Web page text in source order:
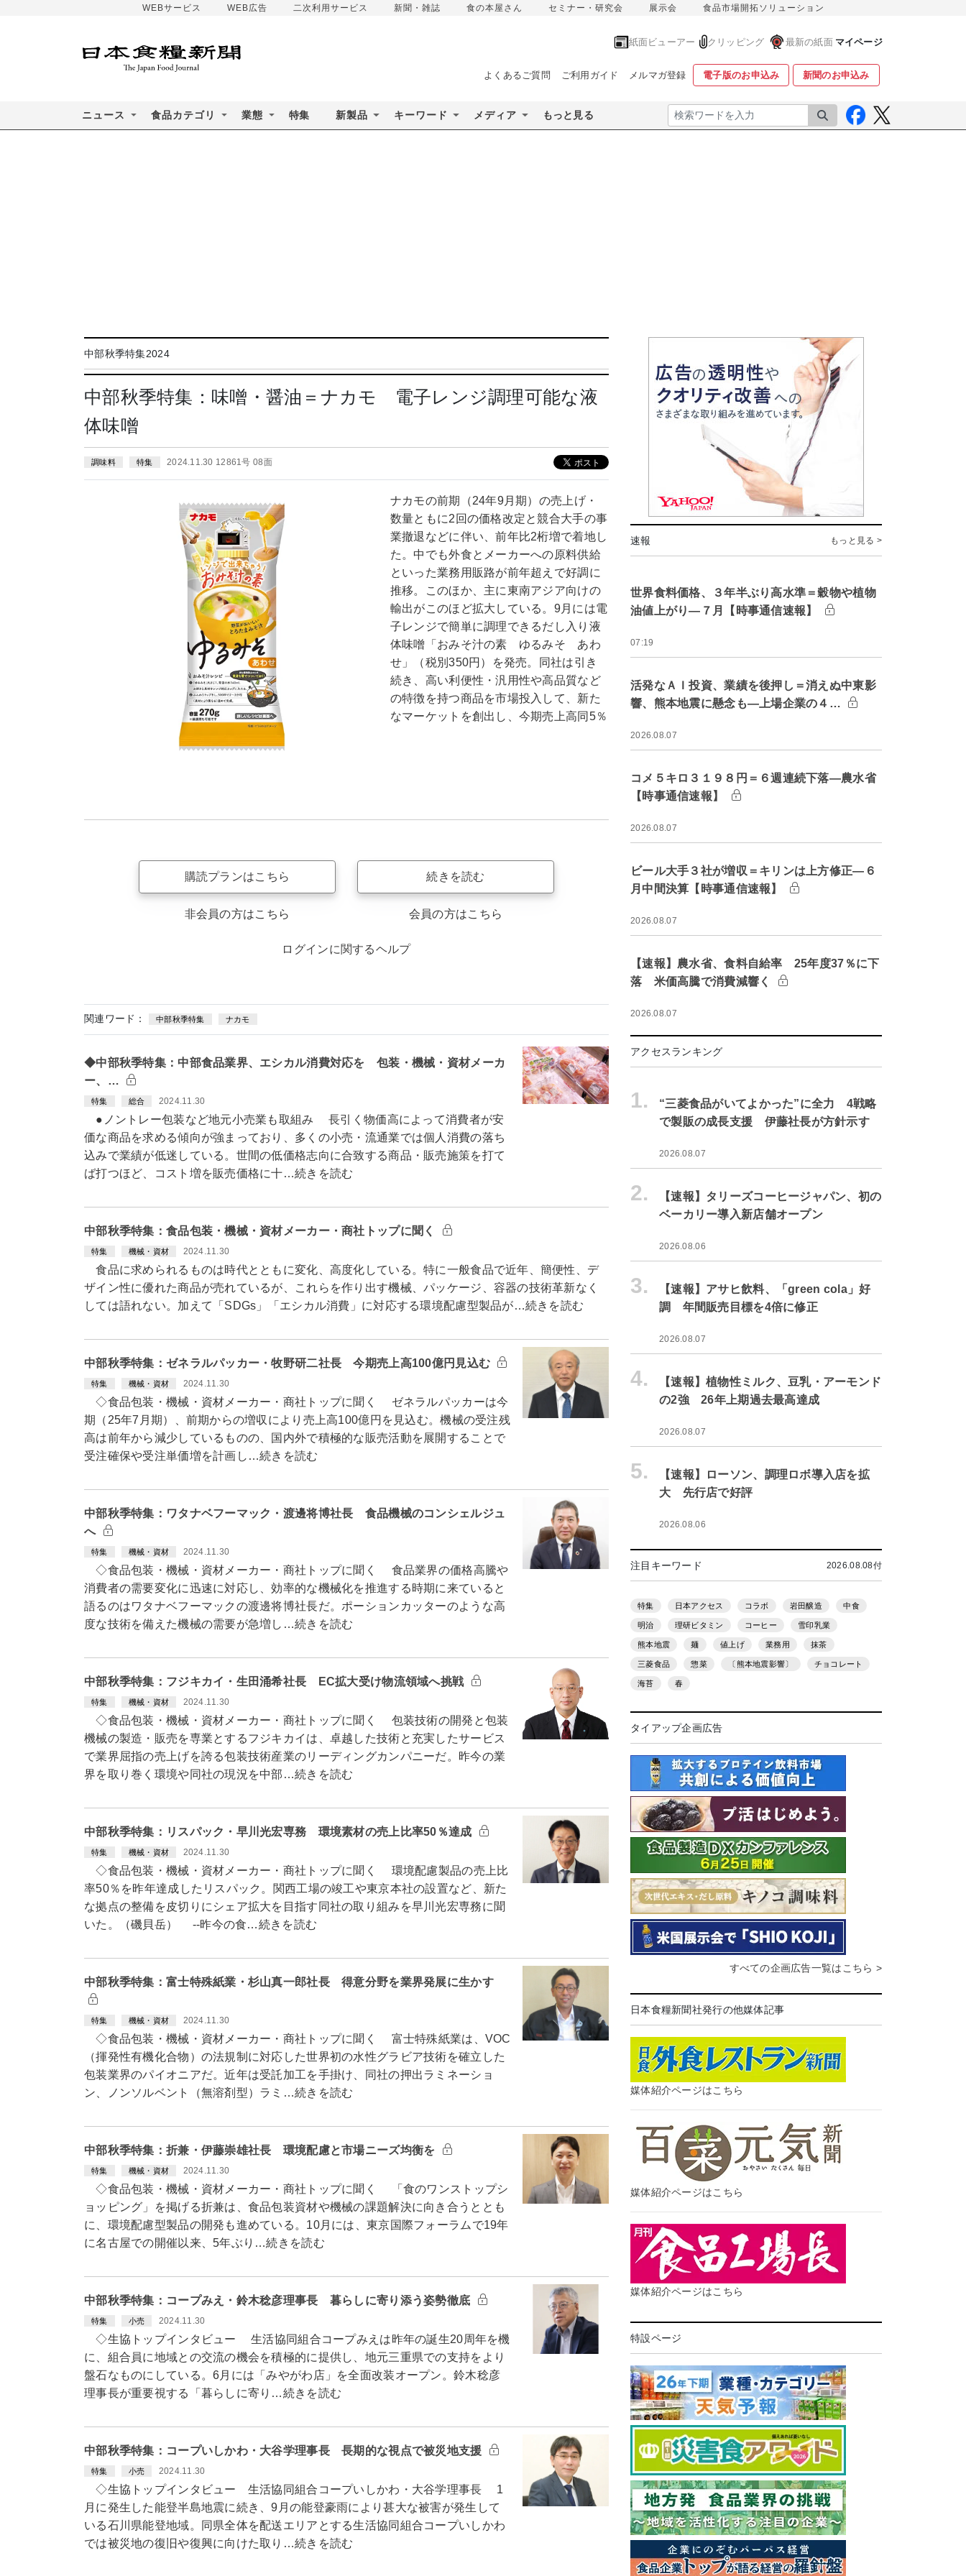
WEBサービス WEB広告 二次利用サービス 新聞・雑誌 食の本屋さん セミナー・研究会 展示会 食品市場開拓ソリューション
紙面ビューアー クリッピング 最新の紙面 マイページ
よくあるご質問 ご利用ガイド メルマガ登録 電子版のお申込み 新聞のお申込み
ニュース 食品カテゴリ 業態 特集 新製品 キーワード メディア もっと見る 検索
中部秋季特集2024
中部秋季特集：味噌・醤油＝ナカモ 電子レンジ調理可能な液
体味噌
調味料 特集 2024.11.30 12861号 08面
ナカモの前期（24年9月期）の売上げ・
数量ともに2回の価格改定と競合大手の事
業撤退などに伴い、前年比2桁増で着地し
た。中でも外食とメーカーへの原料供給
といった業務用販路が前年超えで好調に
推移。このほか、主に東南アジア向けの
輸出がこのほど拡大している。9月には電
子レンジで簡単に調理できるだし入り液
体味噌「おみそ汁の素 ゆるみそ あわ
せ」（税別350円）を発売。同社は引き
続き、高い利便性・汎用性や高品質など
の特徴を持つ商品を市場投入して、新た
なマーケットを創出し、今期売上高同5％
購読プランはこちら
非会員の方はこちら
続きを読む
会員の方はこちら
ログインに関するヘルプ
関連ワード： 中部秋季特集 ナカモ
◆中部秋季特集：中部食品業界、エシカル消費対応を 包装・機械・資材メーカ
ー、…
特集 総合 2024.11.30
●ノントレー包装など地元小売業も取組み 長引く物価高によって消費者が安
価な商品を求める傾向が強まっており、多くの小売・流通業では個人消費の落ち
込みで業績が低迷している。世間の低価格志向に合致する商品・販売施策を打て
ば打つほど、コスト増を販売価格に十…続きを読む
中部秋季特集：食品包装・機械・資材メーカー・商社トップに聞く
特集 機械・資材 2024.11.30
食品に求められるものは時代とともに変化、高度化している。特に一般食品で近年、簡便性、デ
ザイン性に優れた商品が売れているが、これらを作り出す機械、パッケージ、容器の技術革新なく
しては語れない。加えて「SDGs」「エシカル消費」に対応する環境配慮型製品が…続きを読む
中部秋季特集：ゼネラルパッカー・牧野研二社長 今期売上高100億円見込む
特集 機械・資材 2024.11.30
◇食品包装・機械・資材メーカー・商社トップに聞く ゼネラルパッカーは今
期（25年7月期）、前期からの増収により売上高100億円を見込む。機械の受注残
高は前年から減少しているものの、国内外で積極的な販売活動を展開することで
受注確保や受注単価増を計画し…続きを読む
中部秋季特集：ワタナベフーマック・渡邊将博社長 食品機械のコンシェルジュ
へ
特集 機械・資材 2024.11.30
◇食品包装・機械・資材メーカー・商社トップに聞く 食品業界の価格高騰や
消費者の需要変化に迅速に対応し、効率的な機械化を推進する時期に来ていると
語るのはワタナベフーマックの渡邊将博社長だ。ポーションカッターのような高
度な技術を備えた機械の需要が急増し…続きを読む
中部秋季特集：フジキカイ・生田涌希社長 EC拡大受け物流領域へ挑戦
特集 機械・資材 2024.11.30
◇食品包装・機械・資材メーカー・商社トップに聞く 包装技術の開発と包装
機械の製造・販売を専業とするフジキカイは、卓越した技術と充実したサービス
で業界屈指の売上げを誇る包装技術産業のリーディングカンパニーだ。昨今の業
界を取り巻く環境や同社の現況を中部…続きを読む
中部秋季特集：リスパック・早川光宏専務 環境素材の売上比率50％達成
特集 機械・資材 2024.11.30
◇食品包装・機械・資材メーカー・商社トップに聞く 環境配慮製品の売上比
率50％を昨年達成したリスパック。関西工場の竣工や東京本社の設置など、新た
な拠点の整備を皮切りにシェア拡大を目指す同社の取り組みを早川光宏専務に聞
いた。（磯貝岳） --昨今の食…続きを読む
中部秋季特集：富士特殊紙業・杉山真一郎社長 得意分野を業界発展に生かす
特集 機械・資材 2024.11.30
◇食品包装・機械・資材メーカー・商社トップに聞く 富士特殊紙業は、VOC
（揮発性有機化合物）の法規制に対応した世界初の水性グラビア技術を確立した
包装業界のパイオニアだ。近年は受託加工を手掛け、同社の押出ラミネーショ
ン、ノンソルベント（無溶剤型）ラミ…続きを読む
中部秋季特集：折兼・伊藤崇雄社長 環境配慮と市場ニーズ均衡を
特集 機械・資材 2024.11.30
◇食品包装・機械・資材メーカー・商社トップに聞く 「食のワンストップシ
ョッピング」を掲げる折兼は、食品包装資材や機械の課題解決に向き合うととも
に、環境配慮型製品の開発も進めている。10月には、東京国際フォーラムで19年
に名古屋での開催以来、5年ぶり…続きを読む
中部秋季特集：コープみえ・鈴木稔彦理事長 暮らしに寄り添う姿勢徹底
特集 小売 2024.11.30
◇生協トップインタビュー 生活協同組合コープみえは昨年の誕生20周年を機
に、組合員に地域との交流の機会を積極的に提供し、地元三重県での支持をより
盤石なものにしている。6月には「みやがわ店」を全面改装オープン。鈴木稔彦
理事長が重要視する「暮らしに寄り…続きを読む
中部秋季特集：コープいしかわ・大谷学理事長 長期的な視点で被災地支援
特集 小売 2024.11.30
◇生協トップインタビュー 生活協同組合コープいしかわ・大谷学理事長 1
月に発生した能登半島地震に続き、9月の能登豪雨により甚大な被害が発生して
いる石川県能登地域。同県全体を配送エリアとする生活協同組合コープいしかわ
では被災地の復旧や復興に向けた取り…続きを読む
速報 もっと見る >
世界食料価格、３年半ぶり高水準＝穀物や植物
油値上がり―７月【時事通信速報】
07:19
活発なＡＩ投資、業績を後押し＝消えぬ中東影
響、熊本地震に懸念も―上場企業の４…
2026.08.07
コメ５キロ３１９８円＝６週連続下落―農水省
【時事通信速報】
2026.08.07
ビール大手３社が増収＝キリンは上方修正―６
月中間決算【時事通信速報】
2026.08.07
【速報】農水省、食料自給率 25年度37％に下
落 米価高騰で消費減響く
2026.08.07
アクセスランキング
1.
“三菱食品がいてよかった”に全力 4戦略
で製販の成長支援 伊藤社長が方針示す
2026.08.07
2.
【速報】タリーズコーヒージャパン、初の
ベーカリー導入新店舗オープン
2026.08.06
3.
【速報】アサヒ飲料、「green cola」好
調 年間販売目標を4倍に修正
2026.08.07
4.
【速報】植物性ミルク、豆乳・アーモンド
の2強 26年上期過去最高達成
2026.08.07
5.
【速報】ローソン、調理ロボ導入店を拡
大 先行店で好評
2026.08.06
注目キーワード 2026.08.08付
特集 日本アクセス コラボ 岩田醸造 中食
明治 理研ビタミン コーヒー 雪印乳業
熊本地震 麺 値上げ 業務用 抹茶
三菱食品 惣菜 〔熊本地震影響〕 チョコレート
海苔 春
タイアップ企画広告
すべての企画広告一覧はこちら >
日本食糧新聞社発行の他媒体記事
媒体紹介ページはこちら
媒体紹介ページはこちら
媒体紹介ページはこちら
特設ページ